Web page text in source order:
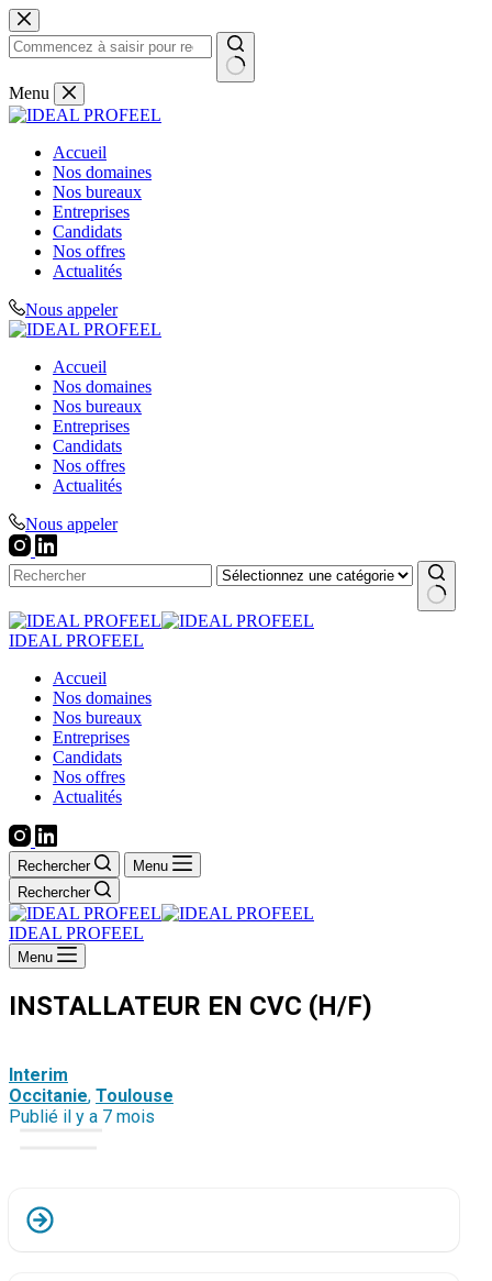
Passer
au
contenu
Aucun
résultat
Menu
Accueil
Nos domaines
Nos bureaux
Entreprises
Candidats
Nos offres
Actualités
Nous appeler
Accueil
Nos domaines
Nos bureaux
Entreprises
Candidats
Nos offres
Actualités
Nous appeler
Aucun
résultat
IDEAL PROFEEL
Accueil
Nos domaines
Nos bureaux
Entreprises
Candidats
Nos offres
Actualités
Rechercher
Menu
Rechercher
IDEAL PROFEEL
Menu
INSTALLATEUR EN CVC (H/F)
Interim
Occitanie, Toulouse
Publié il y a 7 mois